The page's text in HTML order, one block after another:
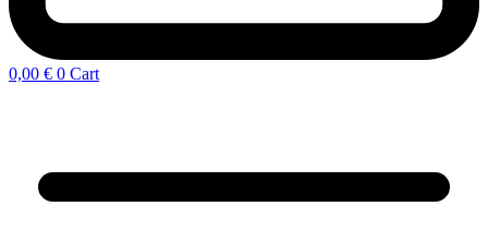
0,00 € 0 Cart